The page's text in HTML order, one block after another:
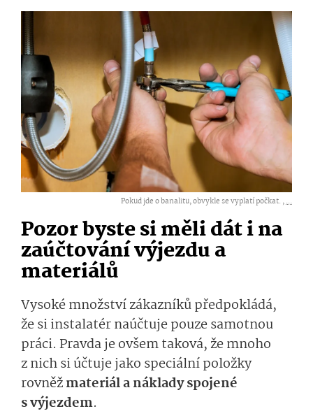
Pokud jde o banalitu, obvykle se vyplatí počkat. ,...
Pozor byste si měli dát i na
zaúčtování výjezdu a
materiálů
Vysoké množství zákazníků předpokládá,
že si instalatér naúčtuje pouze samotnou
práci. Pravda je ovšem taková, že mnoho
z nich si účtuje jako speciální položky
rovněžmateriál a náklady spojené
s výjezdem.